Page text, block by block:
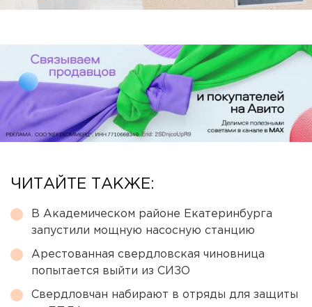
ЧИТАЙТЕ ТАКЖЕ:
В Академическом районе Екатеринбурга
запустили мощную насосную станцию
Арестованная свердловская чиновница
попытается выйти из СИЗО
Свердловчан набирают в отряды для защиты